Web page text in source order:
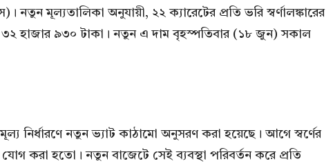
নতুন মূল্যতালিকা অনুযায়ী, ২২ ক্যারেটের প্রতি ভরি স্বর্ণালঙ্কারের
৩২ হাজার ৯৩০ টাকা। নতুন এ দাম বৃহস্পতিবার (১৮ জুন) সকাল
মূল্য নির্ধারণে নতুন ভ্যাট কাঠামো অনুসরণ করা হয়েছে। আগে স্বর্ণের
করা হতো। নতুন বাজেটে সেই ব্যবস্থা পরিবর্তন করে প্রতি